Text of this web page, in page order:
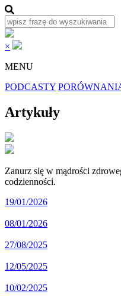
×
MENU
PODCASTY
Artykuły
Zanurz się w mądrości
codzienności.
19/01/2026
08/01/2026
27/08/2025
12/05/2025
10/02/2025